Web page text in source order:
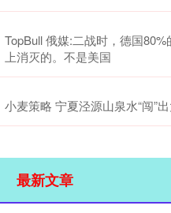
TopBull 俄媒:二战时，德国
上消灭的。不是美国
小麦策略 宁夏泾源山泉水“闯”
最新文章